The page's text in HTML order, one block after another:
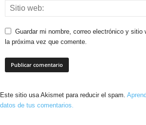
Guardar mi nombre, correo electrónico y sitio
la próxima vez que comente.
Este sitio usa Akismet para reducir el spam.
datos de tus comentarios.